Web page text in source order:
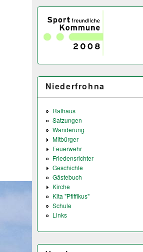
Niederfrohna
Rathaus
Satzungen
Wanderung
Mitbürger
Feuerwehr
Friedensrichter
Geschichte
Gästebuch
Kirche
Kita "Pfiffikus"
Schule
Links